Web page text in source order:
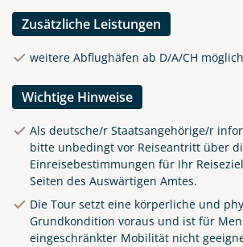
Zusätzliche Leistungen
weitere Abflughäfen ab D/A/CH
Wichtige Hinweise
Als deutsche/r Staatsangehörige/r
bitte unbedingt vor Reiseantritt über
Einreisebestimmungen für Ihr
Seiten des Auswärtigen Amtes.
Die Tour setzt eine körperliche und
Grundkondition voraus und ist für
eingeschränkter Mobilität nicht